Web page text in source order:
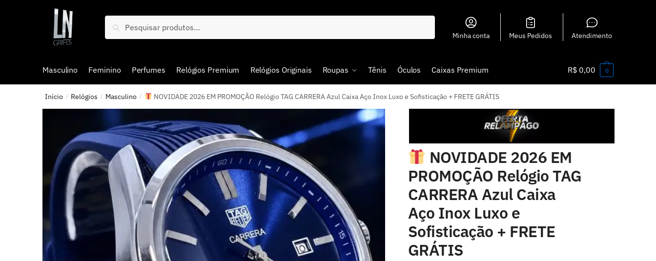
Pesquisar
Minha conta Meus Pedidos Atendimento
Masculino Feminino Perfumes Relógios Premium Relógios Originais Roupas Tênis Óculos Caixas Premium R$ 0,00 0
Início / Relógios / Masculino / NOVIDADE 2026 EM PROMOÇÃO Relógio TAG CARRERA Azul Caixa Aço Inox Luxo e Sofisticação + FRETE GRÁTIS
NOVIDADE 2026 EM
PROMOÇÃO Relógio TAG
CARRERA Azul Caixa
Aço Inox Luxo e
Sofisticação + FRETE
GRÁTIS